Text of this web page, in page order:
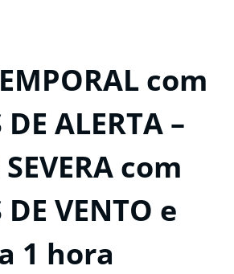
com
ALERTA –
com
VENTO e
1 hora